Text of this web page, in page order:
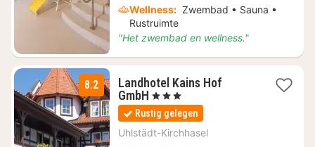
Wellness: Zwembad • Sauna •
Rustruimte
"Het zwembad en wellness."
8.2
Landhotel Kains Hof
GmbH 1
nacht
vanaf
€
, 3 Sterren
Rustig gelegen
Uhlstädt-Kirchhasel